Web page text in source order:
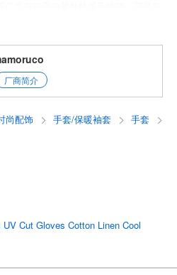
非常纤细。
智能生成的，以展示我们的产品在各种
厂商简介
尚配饰 手套/保暖袖套
手套
Cut Gloves Cotton Linen Cool